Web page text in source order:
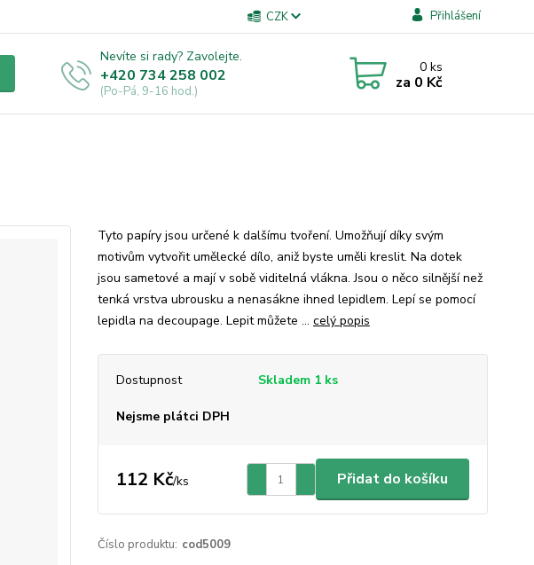
CZK Přihlášení
Nevíte si rady? Zavolejte.
+420 734 258 002
(Po-Pá, 9-16 hod.)
0ks
za 0 Kč
Tyto papíry jsou určené k dalšímu tvoření. Umožňují díky svým
motivům vytvořit umělecké dílo, aniž byste uměli kreslit. Na dotek
jsou sametové a mají v sobě viditelná vlákna. Jsou o něco silnější než
tenká vrstva ubrousku a nenasákne ihned lepidlem. Lepí se pomocí
lepidla na decoupage. Lepit můžete ... celý popis
Dostupnost Skladem 1 ks
Nejsme plátci DPH
112 Kč/ks Přidat do košíku
Číslo produktu: cod5009